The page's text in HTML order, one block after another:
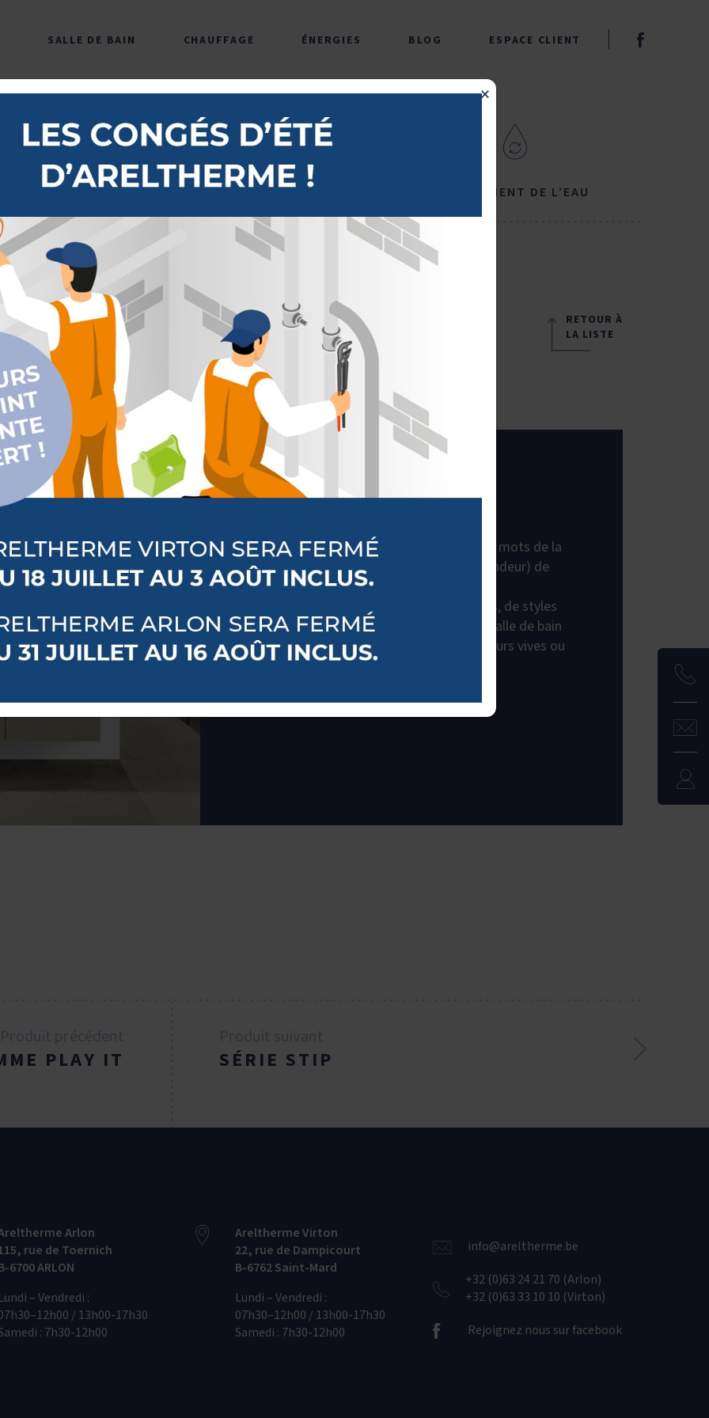
SALLE DE BAIN CHAUFFAGE ÉNERGIES BLOG ESPACE CLIENT
MEUBLES ROBINETTERIE LAVABOS & WC TRAITEMENT DE L’EAU
RETOUR À
LA LISTE
DESCRIPTION
Modernité et design, tels sont les maitres mots de la
gamme No Limit 45 (pour 45 cm de profondeur) de
chez Detremmerie.
Découvrez un large éventail de possibilités, de styles
et de finitions pour les meubles de votre salle de bain
(mat ou brillant, effet bois ou béton, couleurs vives ou
douces…).
PLAY IT SÉRIE STIP
Arlon
‬rue de Toernich
6700‭ ‬ARLON
– Vendredi :
/ 13h00-17h30
: 7h30-12h00
Areltherme Virton
22‭, ‬rue de Dampicourt
B-6762‭ ‬Saint-Mard
Lundi – Vendredi :
07h30–12h00 / 13h00-17h30
Samedi : 7h30-12h00
info@areltherme.be
+32 (0)63 24 21 70 (Arlon)
+32 (0)63 33 10 10 (Virton)
Rejoignez nous sur facebook
×